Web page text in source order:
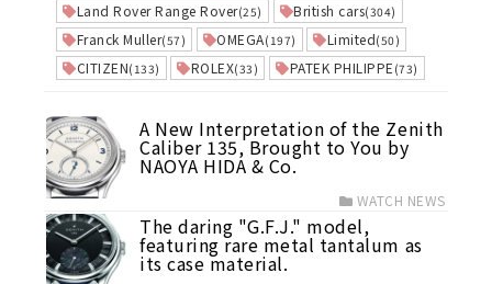
Land Rover Range Rover(25) British cars(304)
Franck Muller(57) OMEGA(197) Limited(50)
CITIZEN(133) ROLEX(33) PATEK PHILIPPE (73)
A New Interpretation of the Zenith
Caliber 135, Brought to You by
NAOYA HIDA & Co.
WATCH NEWS
The daring "G.F.J." model,
featuring rare metal tantalum as
its case material.